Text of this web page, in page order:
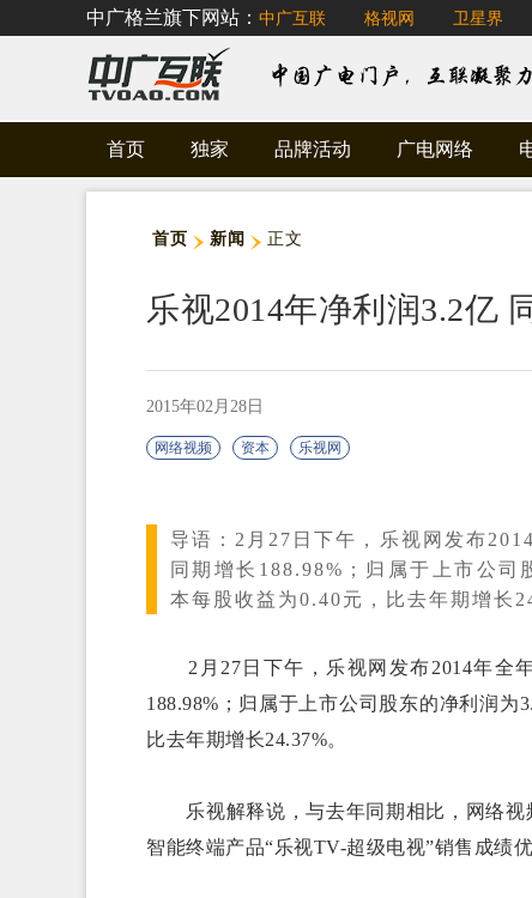
中广格兰旗下网站： 中广互联 格视网 卫星界
首页 独家 品牌活动 广电网络
首页 新闻 正文
乐视2014年净利润3.2亿
2015年02月28日
网络视频 资本 乐视网
导语： 2月27日下午，乐视网发布
同期增长188.98%；归属于上市公
本每股收益为0.40元，比去年期增长
2月27日下午，乐视网发布2014年全年
188.98%；归属于上市公司股东的净利润为
比去年期增长24.37%。
乐视解释说，与去年同期相比，网络视
智能终端产品“乐视TV-超级电视”销售成绩